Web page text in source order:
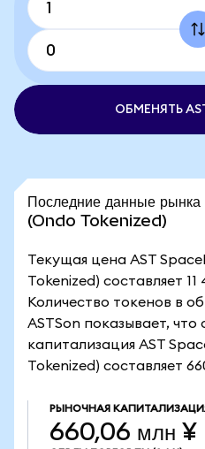
ОБМЕНЯТЬ
Последние данные
(Ondo Tokenized)
Текущая цена AST
Tokenized) составляет 11
Количество токенов в
ASTSon показывает,
капитализация AST
Tokenized) составляет
РЫНОЧНАЯ
660,06 млн ¥